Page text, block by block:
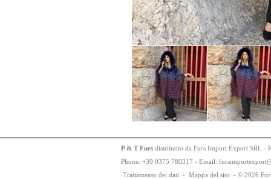
P & T Furs distribuito da Furs Import Export SRL -
Phone: +39 0375 780317 - Email: fursimportexport
Trattamento dei dati - Mappa del sito - © 2026